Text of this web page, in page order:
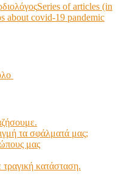
Series of articles (in
about covid-19 pandemic
τα σφάλματά μας;
μας
κατάσταση.